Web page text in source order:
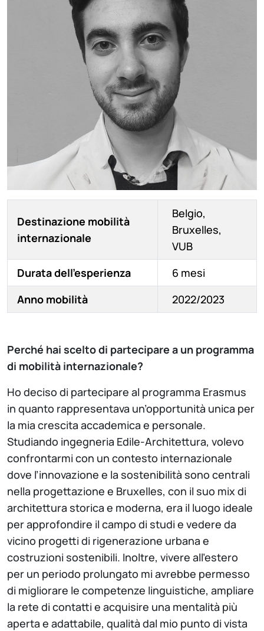
Destinazione mobilità
internazionale
Belgio,
Bruxelles,
VUB
Durata dell'esperienza
6 mesi
Anno mobilità
2022/2023
Perché hai scelto di partecipare a un programma
di mobilità internazionale?
Ho deciso di partecipare al programma Erasmus
in quanto rappresentava un’opportunità unica per
la mia crescita accademica e personale.
Studiando ingegneria Edile-Architettura, volevo
confrontarmi con un contesto internazionale
dove l’innovazione e la sostenibilità sono centrali
nella progettazione e Bruxelles, con il suo mix di
architettura storica e moderna, era il luogo ideale
per approfondire il campo di studi e vedere da
vicino progetti di rigenerazione urbana e
costruzioni sostenibili. Inoltre, vivere all’estero
per un periodo prolungato mi avrebbe permesso
di migliorare le competenze linguistiche, ampliare
la rete di contatti e acquisire una mentalità più
aperta e adattabile, qualità dal mio punto di vista